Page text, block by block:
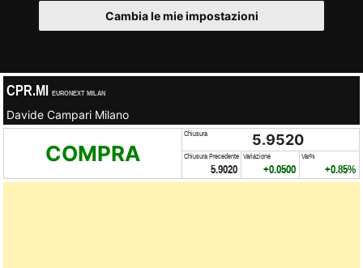
Cambia le mie impostazioni
CPR.MI EURONEXT MILAN
Davide Campari Milano
COMPRA
Chiusura 5.9520
Chiusura Precedente
5.9020
Variazione
+0.0500
Var%
+0.85%